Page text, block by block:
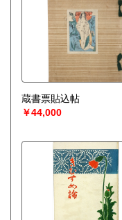
蔵書票貼込帖
￥44,000